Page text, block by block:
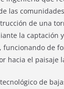
las
de una
la captación
funcionando de
hacia el paisaje
de